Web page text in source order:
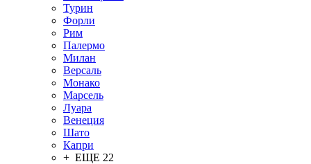
Турин
Форли
Рим
Палермо
Милан
Версаль
Монако
Марсель
Луара
Венеция
Шато
Капри
+ ЕЩЕ 22